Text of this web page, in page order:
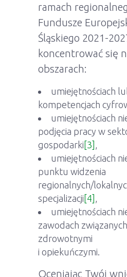
ramach
Fundusze
Śląskiego 2021-
koncentrować się
obszarach:
umiejętnościach
kompetencjach
umiejętnościach
podjęcia pracy w
gospodarki [3]
umiejętnościach
punktu widzenia
regionalnych/
specjalizacji [4]
umiejętnościach
zawodach
zdrowotnymi
i opiekuńczymi.
Oceniając Twój